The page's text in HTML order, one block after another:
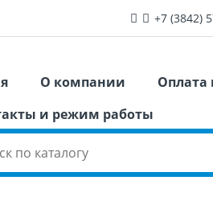
+7 (3842)
О компании Оплата
и режим работы